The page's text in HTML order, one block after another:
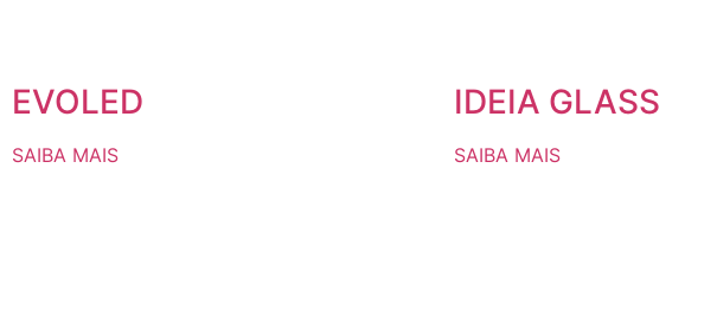
EVOLED
SAIBA MAIS
IDEIA GLASS
SAIBA MAIS